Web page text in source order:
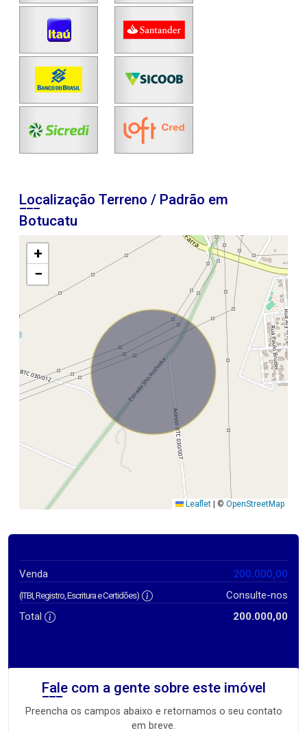
Localização Terreno / Padrão em
Botucatu
+
−
Leaflet | © OpenStreetMap
Venda 200.000,00
(ITBI, Registro, Escritura e Certidões)
Consulte-nos
Total
200.000,00
Fale com a gente sobre este imóvel
Preencha os campos abaixo e retornamos o seu contato
em breve.